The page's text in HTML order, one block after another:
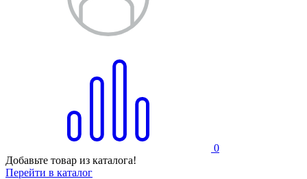
0
Добавьте товар из каталога!
Перейти в каталог